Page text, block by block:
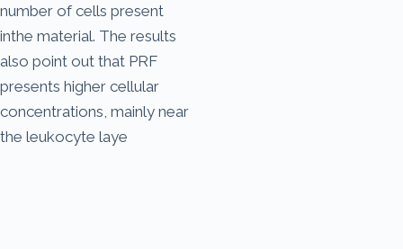
number of cells present
inthe material. The results
also point out that PRF
presents higher cellular
concentrations, mainly near
the leukocyte laye